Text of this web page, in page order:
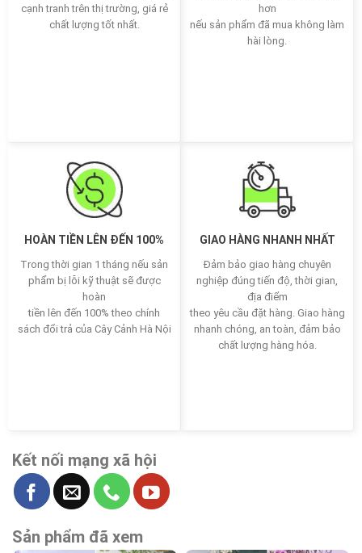
cạnh tranh trên thị trường, giá rẻ
chất lượng tốt nhất.
hơn
nếu sản phẩm đã mua không làm
hài lòng.
HOÀN TIỀN LÊN ĐẾN 100%
Trong thời gian 1 tháng nếu sản
phẩm bị lỗi kỹ thuật sẽ được
hoàn
tiền lên đến 100% theo chính
sách đổi trả của Cây Cảnh Hà Nội
GIAO HÀNG NHANH NHẤT
Đảm bảo giao hàng chuyên
nghiệp đúng tiến độ, thời gian,
địa điểm
theo yêu cầu đặt hàng. Giao hàng
nhanh chóng, an toàn, đảm bảo
chất lượng hàng hóa.
Kết nối mạng xã hội
Sản phẩm đã xem